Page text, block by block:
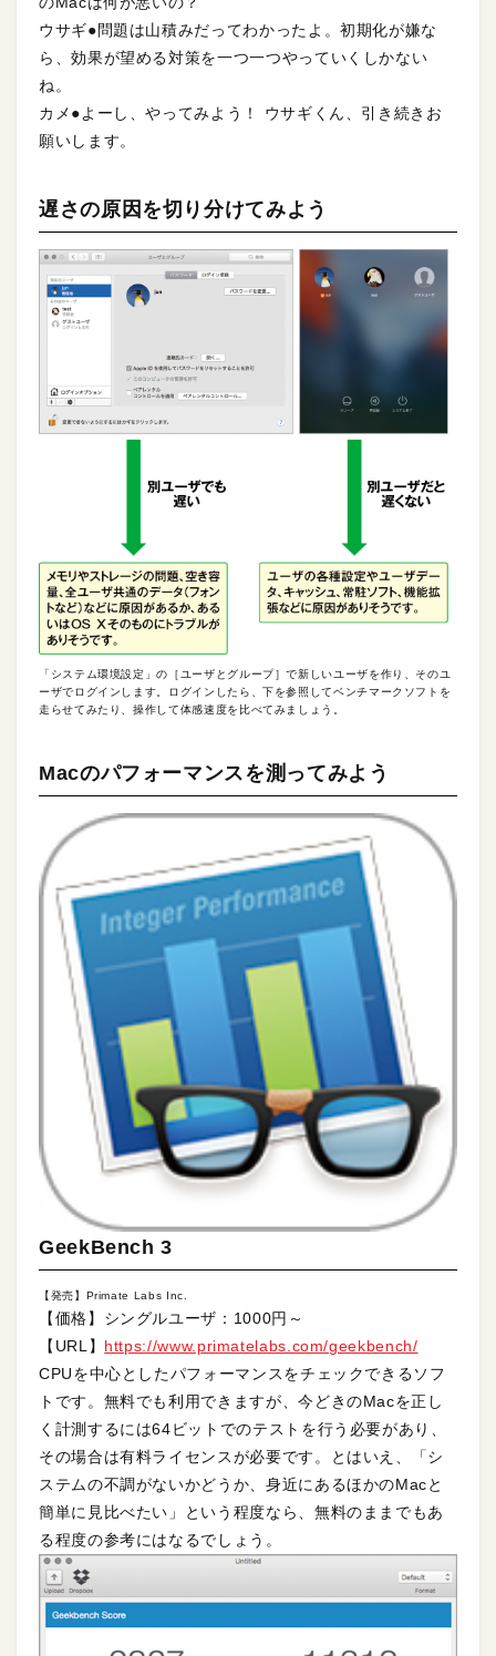
ウサギ●問題は山積みだってわかったよ。初期化が嫌な
ら、効果が望める対策を一つ一つやっていくしかない
ね。
カメ●よーし、やってみよう！ ウサギくん、引き続きお
願いします。
遅さの原因を切り分けてみよう
「システム環境設定」の［ユーザとグループ］で新しいユーザを作り、そのユ
ーザでログインします。ログインしたら、下を参照してベンチマークソフトを
走らせてみたり、操作して体感速度を比べてみましょう。
Macのパフォーマンスを測ってみよう
GeekBench 3
【発売】Primate Labs Inc.
【価格】シングルユーザ：1000円～
【URL】 https://www.primatelabs.com/geekbench/
CPUを中心としたパフォーマンスをチェックできるソフ
トです。無料でも利用できますが、今どきのMacを正し
く計測するには64ビットでのテストを行う必要があり、
その場合は有料ライセンスが必要です。とはいえ、「シ
ステムの不調がないかどうか、身近にあるほかのMacと
簡単に見比べたい」という程度なら、無料のままでもあ
る程度の参考にはなるでしょう。